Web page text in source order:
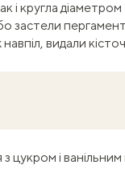
і кругла
застели
видали
цукром і